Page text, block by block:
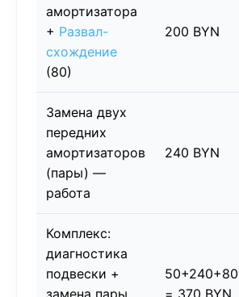
амортизатора
+ Развал-
схождение
(80)
200 BYN
Замена двух
передних
амортизаторов
(пары) —
работа
240 BYN
Комплекс:
диагностика
подвески +
замена пары
50+240+80
= 370 BYN